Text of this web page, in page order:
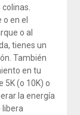
o en el
o al
tienes un
También
en tu
5K (o 10K) o
la energía
libera